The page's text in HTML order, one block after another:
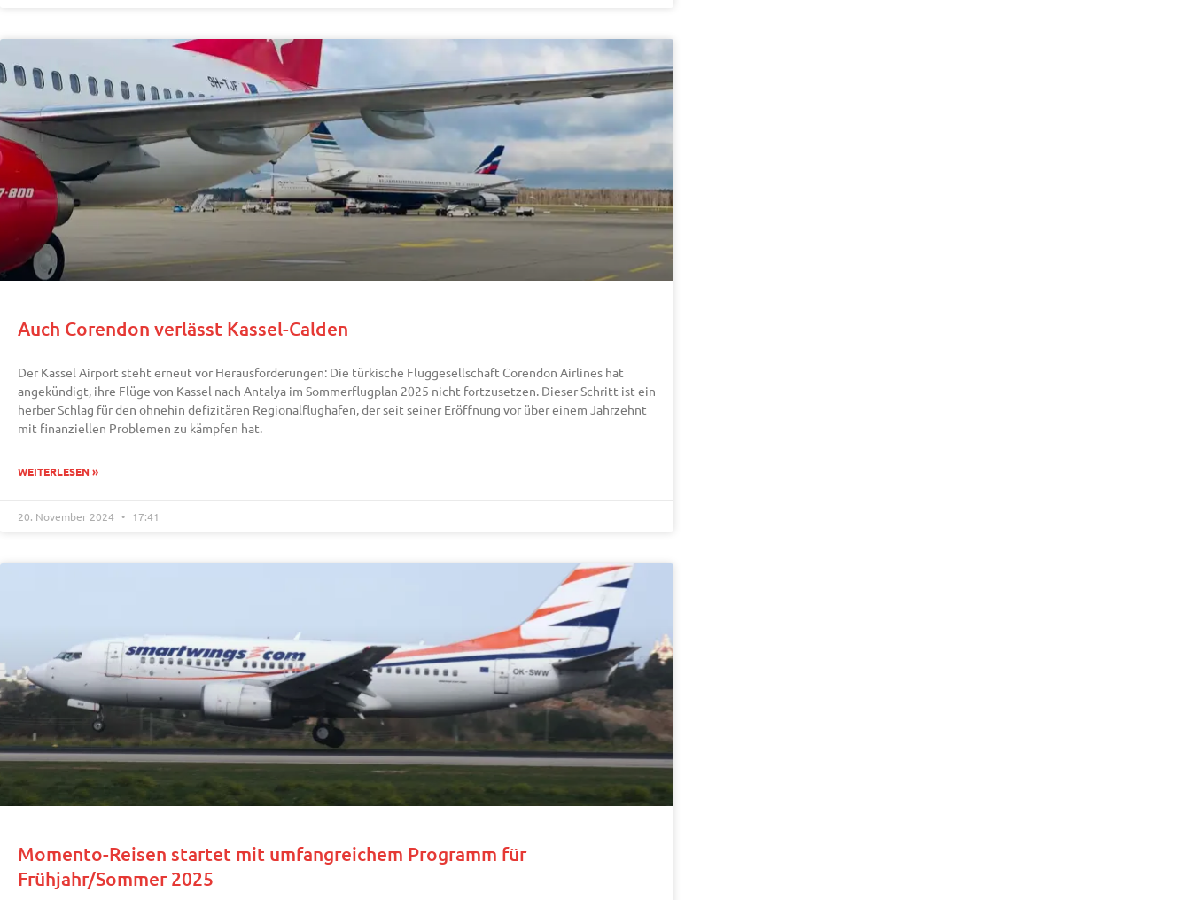
Auch Corendon verlässt Kassel-Calden
Der Kassel Airport steht erneut vor Herausforderungen: Die türkische Fluggesellschaft Corendon Airlines hat
angekündigt, ihre Flüge von Kassel nach Antalya im Sommerflugplan 2025 nicht fortzusetzen. Dieser Schritt ist ein
herber Schlag für den ohnehin defizitären Regionalflughafen, der seit seiner Eröffnung vor über einem Jahrzehnt
mit finanziellen Problemen zu kämpfen hat.
WEITERLESEN »
20. November 2024 17:41
Momento-Reisen startet mit umfangreichem Programm für
Frühjahr/Sommer 2025